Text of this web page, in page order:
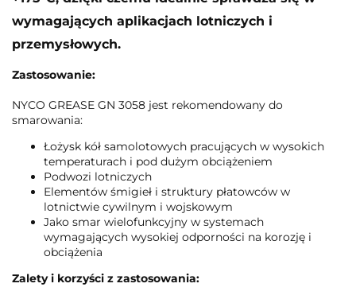
wymagających aplikacjach lotniczych i
przemysłowych.
Zastosowanie:
NYCO GREASE GN 3058 jest rekomendowany do
smarowania:
Łożysk kół samolotowych pracujących w wysokich
temperaturach i pod dużym obciążeniem
Podwozi lotniczych
Elementów śmigieł i struktury płatowców w
lotnictwie cywilnym i wojskowym
Jako smar wielofunkcyjny w systemach
wymagających wysokiej odporności na korozję i
obciążenia
Zalety i korzyści z zastosowania: